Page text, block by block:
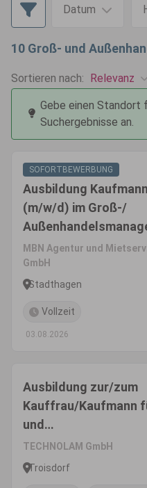
Datum
10 Groß- und
Sortieren nach: Relevanz
Gebe einen Standort
Suchergebnisse an.
SOFORTBEWERBUNG
Ausbildung
(m/w/d) im Groß-/
MBN Agentur und
GmbH
Stadthagen
Vollzeit
03.08.2026
Ausbildung zur/zum
Kauffrau/Kaufmann
und
(m/w/d)
TECHNOLAM GmbH
Troisdorf